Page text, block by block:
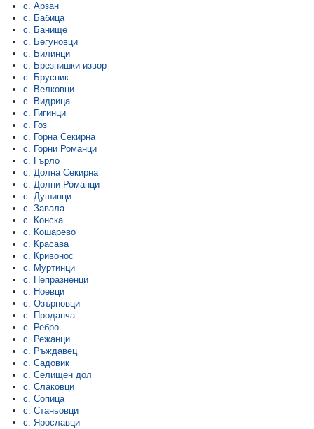
с. Арзан
с. Бабица
с. Банище
с. Бегуновци
с. Билинци
с. Брезнишки извор
с. Брусник
с. Велковци
с. Видрица
с. Гигинци
с. Гоз
с. Горна Секирна
с. Горни Романци
с. Гърло
с. Долна Секирна
с. Долни Романци
с. Душинци
с. Завала
с. Конска
с. Кошарево
с. Красава
с. Кривонос
с. Муртинци
с. Непразненци
с. Ноевци
с. Озърновци
с. Проданча
с. Ребро
с. Режанци
с. Ръждавец
с. Садовик
с. Селищен дол
с. Слаковци
с. Сопица
с. Станьовци
с. Ярославци